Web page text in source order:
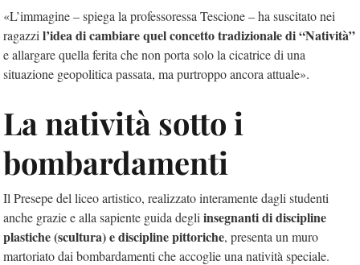
«L’immagine – spiega la professoressa Tescione – ha suscitato nei
ragazzi l’idea di cambiare quel concetto tradizionale di “Natività”
e allargare quella ferita che non porta solo la cicatrice di una
situazione geopolitica passata, ma purtroppo ancora attuale».
La natività sotto i
bombardamenti
Il Presepe del liceo artistico, realizzato interamente dagli studenti
anche grazie e alla sapiente guida degli insegnanti di discipline
plastiche (scultura) e discipline pittoriche, presenta un muro
martoriato dai bombardamenti che accoglie una natività speciale.